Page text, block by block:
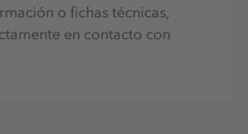
o fichas técnicas,
en contacto con